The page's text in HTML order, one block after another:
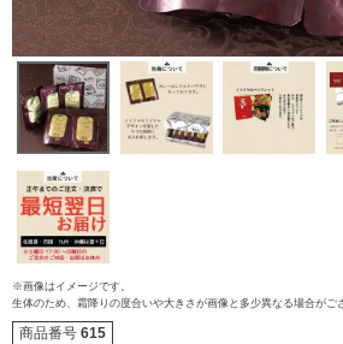
ご注文ガイド
配送・送料
※画像はイメージです。
生体のため、霜降りの度合いや大きさが画像と多少異なる場合がご
商品番号 615